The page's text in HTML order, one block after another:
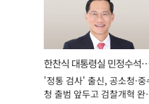
한찬식 대통령실 민정수석비
서관
'정통 검사' 출신, 공소청·중
청 출범 앞두고 검찰개혁 완